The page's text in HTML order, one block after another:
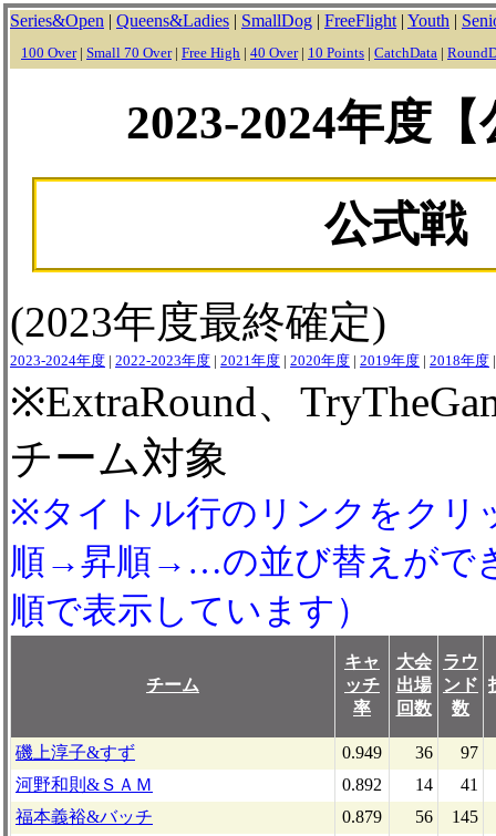
Series&Open | Queens&Ladies | SmallDog | FreeFlight | Youth |
100 Over| Small 70 Over| Free High | 40 Over| 10 Points | CatchData |
2023-2024年度
公式戦
(2023年度最終確定)
2023-2024年度 | 2022-2023年度 | 2021年度 | 2020年度 | 2019年度 | 2018年度
※ExtraRound、
チーム対象
※タイトル行のリンクをクリ
順→昇順→…の並び替えがで
順で表示しています）
チーム
キャ
ッチ
率
大会
出場
回数
ラウ
ンド
数
磯上淳子&すず 0.949 36
97
河野和則&ＳＡＭ
0.892 14
41
福本義裕&バッチ
0.879 56
145